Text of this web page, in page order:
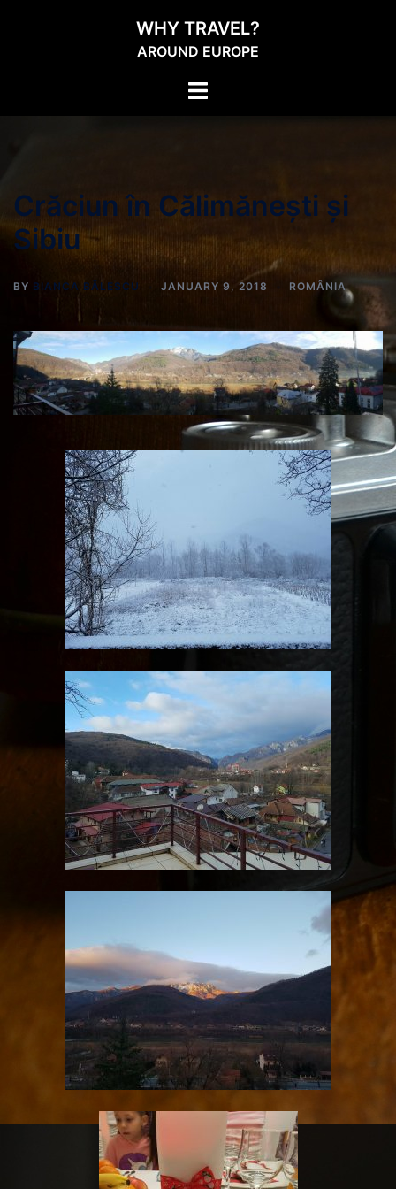
WHY TRAVEL?
AROUND EUROPE
Crăciun în Călimănești și
Sibiu
BY BIANCA BĂLESCU JANUARY 9, 2018 ROMÂNIA